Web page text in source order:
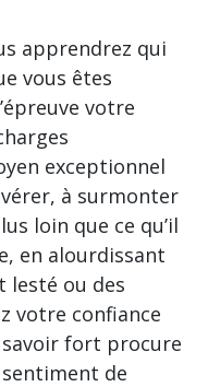
apprendrez qui
vous êtes
votre
exceptionnel
à surmonter
loin que ce qu’il
en alourdissant
lesté ou des
votre confiance
savoir fort procure
de